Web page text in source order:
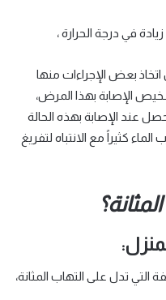
في درجة الحرارة ،
بعض الإجراءات منها
الإصابة بهذا المرض،
عند الإصابة بهذه الحالة
كثيراً مع الانتباه لتفريغ
تدل على التهاب المثانة،